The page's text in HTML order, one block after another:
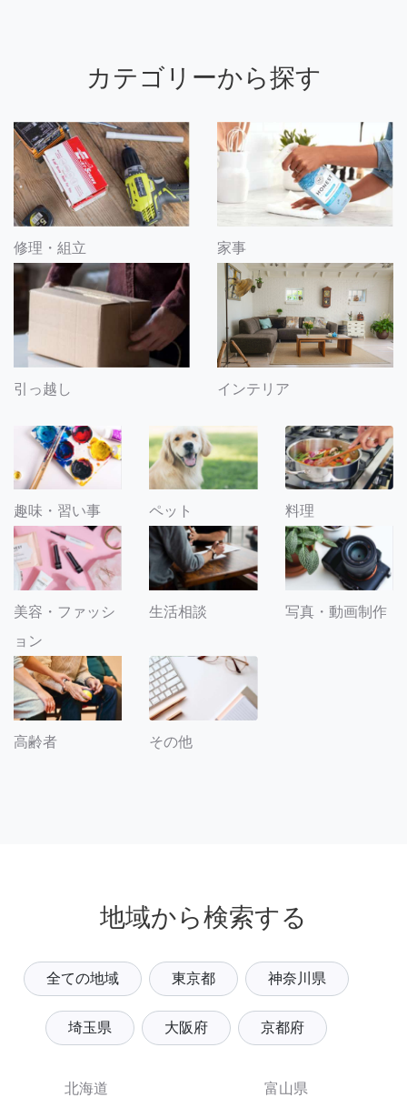
カテゴリーから探す
修理・組立 家事
引っ越し インテリア
趣味・習い事 ペット 料理
美容・ファッシ
ョン
生活相談 写真・動画制作
高齢者 その他
地域から検索する
全ての地域 東京都 神奈川県
埼玉県 大阪府 京都府
北海道
富山県